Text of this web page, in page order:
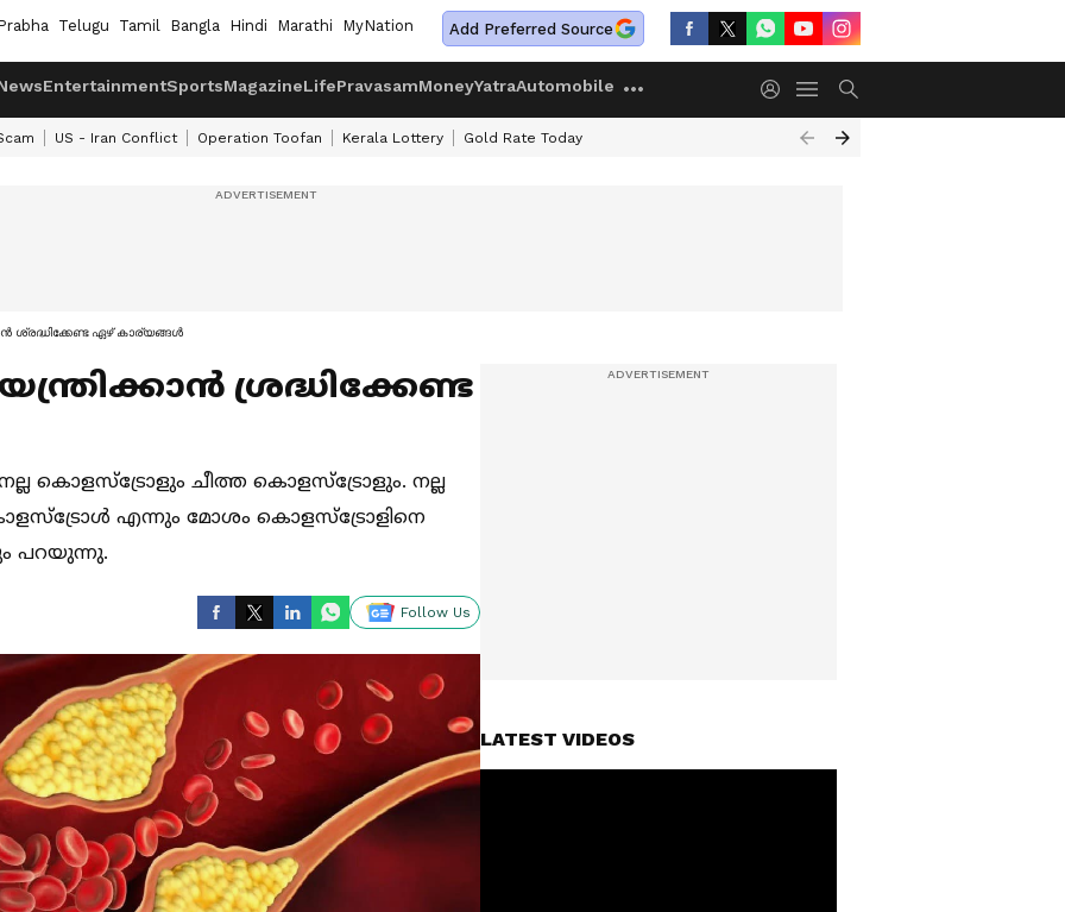
Telugu Tamil Bangla Hindi Marathi MyNation Add Preferred Source
EntertainmentSportsMagazineLifePravasamMoneyYatraAutomobile
US - Iran Conflict Operation Toofan Kerala Lottery Gold Rate Today
ശ്രദ്ധിക്കേണ്ട ഏഴ് കാര്യങ്ങൾ
ശ്രദ്ധിക്കേണ്ട
കൊളസ്ട്രോളും ചീത്ത കൊളസ്ട്രോളും. നല്ല
എന്നും മോശം കൊളസ്ട്രോളിനെ
പറയുന്നു.
Follow Us
LATEST VIDEOS